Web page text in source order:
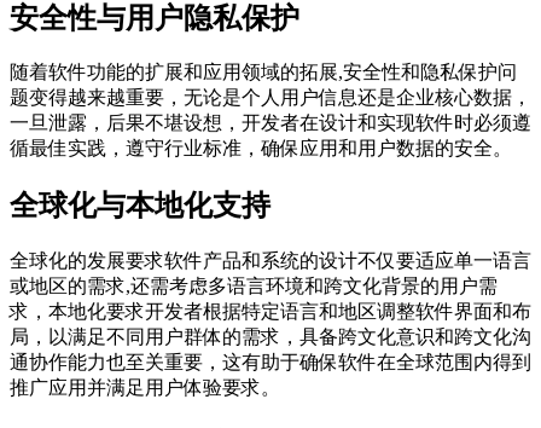
安全性与用户隐私保护
随着软件功能的扩展和应用领域的拓展,安全性和隐私保护问
题变得越来越重要，无论是个人用户信息还是企业核心数据，
一旦泄露，后果不堪设想，开发者在设计和实现软件时必须遵
循最佳实践，遵守行业标准，确保应用和用户数据的安全。
全球化与本地化支持
全球化的发展要求软件产品和系统的设计不仅要适应单一语言
或地区的需求,还需考虑多语言环境和跨文化背景的用户需
求，本地化要求开发者根据特定语言和地区调整软件界面和布
局，以满足不同用户群体的需求，具备跨文化意识和跨文化沟
通协作能力也至关重要，这有助于确保软件在全球范围内得到
推广应用并满足用户体验要求。